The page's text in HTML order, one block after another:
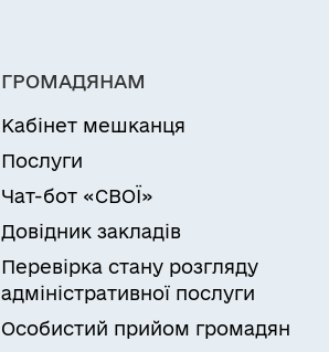
ГРОМАДЯНАМ
Кабінет мешканця
Послуги
Чат-бот «СВОЇ»
Довідник закладів
Перевірка стану розгляду
адміністративної послуги
Особистий прийом громадян